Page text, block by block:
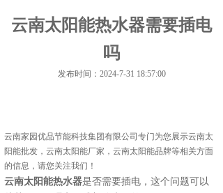
云南太阳能热水器需要插电
吗
发布时间：2024-7-31 18:57:00
云南家园优品节能科技集团有限公司专门为您展示云南太
阳能批发 ，云南太阳能厂家，云南太阳能品牌等相关方面
的信息，请您关注我们！
云南太阳能热水器是否需要插电，这个问题可以